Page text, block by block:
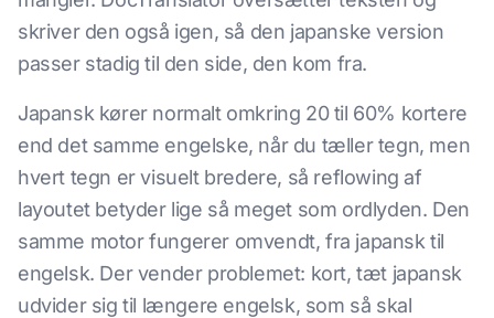
skriver den også igen, så den japanske version
passer stadig til den side, den kom fra.
Japansk kører normalt omkring 20 til 60% kortere
end det samme engelske, når du tæller tegn, men
hvert tegn er visuelt bredere, så reflowing af
layoutet betyder lige så meget som ordlyden. Den
samme motor fungerer omvendt, fra japansk til
engelsk. Der vender problemet: kort, tæt japansk
udvider sig til længere engelsk, som så skal